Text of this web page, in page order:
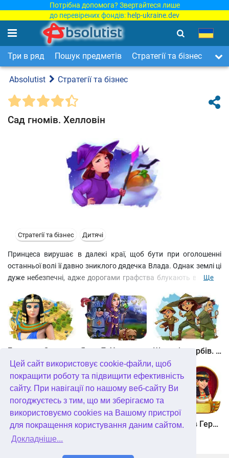
Цей сайт використовує cookie-файли, щоб
покращити роботу та підвищити ефективність
сайту. При навігації по нашому веб-сайту Ви
погоджуєтесь з тим, що ми зберігаємо та
використовуємо cookies на Вашому пристрої
для покращення користування даним сайтом.
Докладніше...
Потрібна допомога? Звертайтеся лише
до перевірених фондів: help-ukraine.dev
Три в ряд Пошук предметів Стратегії та бізнес
Absolutist Стратегії та бізнес
Сад гномів. Хелловін
Стратегії та бізнес Дитячі
Принцеса вирушає в далекі краї, щоб бути при оголошенні
останньої волі її давно зниклого дядечка Влада. Однак землі ці
дуже небезпечні, адже дорогами графства блукають вампіри,
рівнів, захоплюючий сюжет і особлива атмосфера, адже не
дарма ж вихід цієї бізнес гри припав на Хелловін. Вирощуйте
гарбузи, відлякуйте примар і розумно витрачайте ресурси, щоб
пройти всі рівні. Допоможіть принцесі зняти прокляття і
знайти дядечка.
Ще
Шукачі скарбів. Камінь душі
Шукачі скарбів. Сніжна королева. колекційне видання Алісія Квотермейн 3. Таємниця палаючого золота. колекційне видання 12 подвигів Геракла. Як я зустрів Мегару. колекційне видання